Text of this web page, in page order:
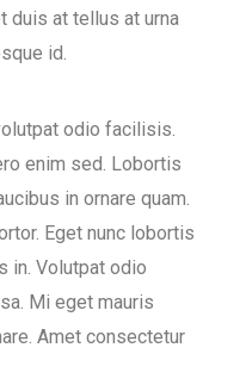
duis at tellus at urna
id.
odio facilisis.
enim sed. Lobortis
in ornare quam.
Eget nunc lobortis
in. Volutpat odio
Mi eget mauris
Amet consectetur